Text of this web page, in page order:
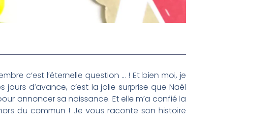
c’est l’éternelle question … ! Et bien moi, je
d’avance, c’est la jolie surprise que Naël
annoncer sa naissance. Et elle m’a confié la
du commun ! Je vous raconte son histoire